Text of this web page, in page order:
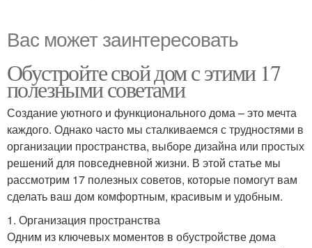
Вас может заинтересовать
Обустройте свой дом с этими 17
полезными советами
Создание уютного и функционального дома – это мечта
каждого. Однако часто мы сталкиваемся с трудностями в
организации пространства, выборе дизайна или простых
решений для повседневной жизни. В этой статье мы
рассмотрим 17 полезных советов, которые помогут вам
сделать ваш дом комфортным, красивым и удобным.
1. Организация пространства
Одним из ключевых моментов в обустройстве дома